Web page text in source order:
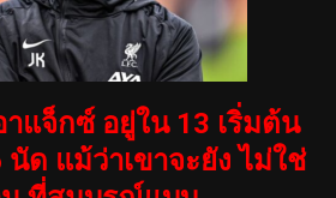
แจ็กซ์ อยู่ใน 13 เริ่มต้น
นัด แม้ว่าเขาจะยัง ไม่ใช่